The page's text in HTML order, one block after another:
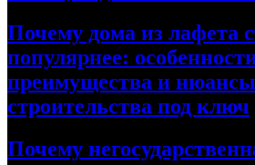
Почему дома из лафета
популярнее:
преимущества и нюансы
строительства под ключ
Почему